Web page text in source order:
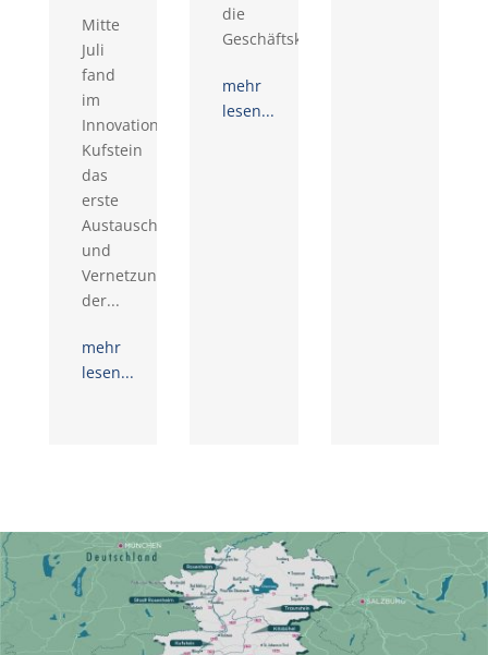
Mitte
Juli
fand
im
Innovationsraum
Kufstein
das
erste
Austausch-
und
Vernetzungstreffen
der...
mehr
lesen...
die
Geschäftskontaktemesse...
mehr
lesen...